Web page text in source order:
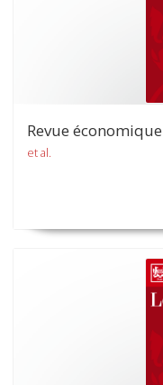
Revue
et al.